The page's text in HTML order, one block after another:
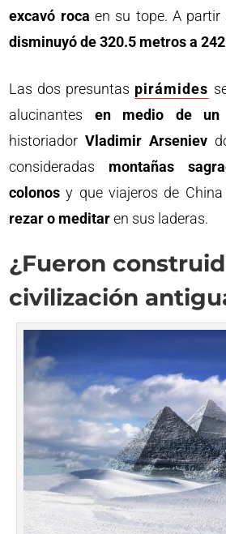
excavó roca en su tope. A partir
disminuyó de 320.5 metros a 242
Las dos presuntas pirámides
alucinantes en medio de un
historiadorVladimir Arseniev
consideradas montañas
colonos y que viajeros de
rezar o meditaren sus laderas.
¿Fueron
civilización